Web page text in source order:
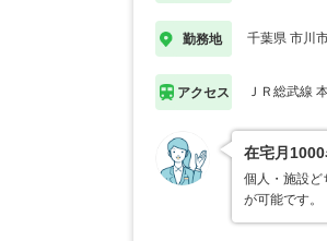
勤務地 千葉県 市川
アクセス ＪＲ総武線
在宅月
個人・施設ど
が可能です。